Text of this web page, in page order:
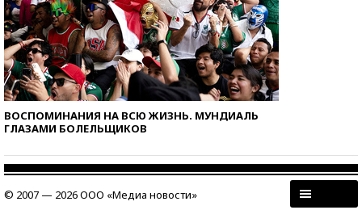
ВОСПОМИНАНИЯ НА ВСЮ ЖИЗНЬ. МУНДИАЛЬ
ГЛАЗАМИ БОЛЕЛЬЩИКОВ
© 2007 — 2026 ООО «Медиа новости»